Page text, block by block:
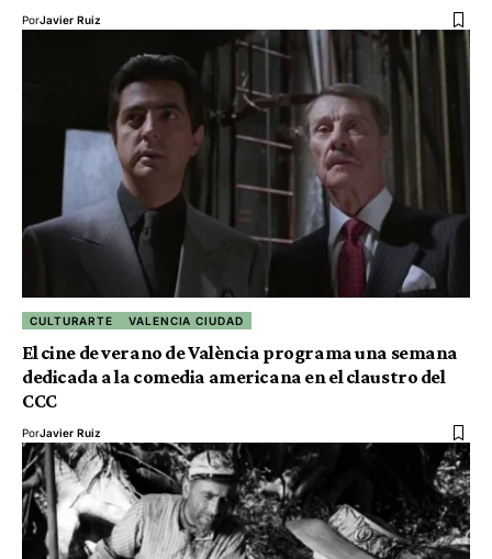
PorJavier Ruiz
CULTURARTE VALENCIA CIUDAD
El cine de verano de València programa una semana
dedicada a la comedia americana en el claustro del
CCC
PorJavier Ruiz